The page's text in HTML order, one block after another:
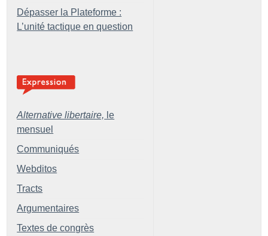
Dépasser la Plateforme :
L’unité tactique en question
Alternative libertaire, le
mensuel
Communiqués
Webditos
Tracts
Argumentaires
Textes de congrès